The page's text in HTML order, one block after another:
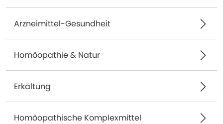
Arzneimittel-Gesundheit
Homöopathie & Natur
Erkältung
Homöopathische Komplexmittel